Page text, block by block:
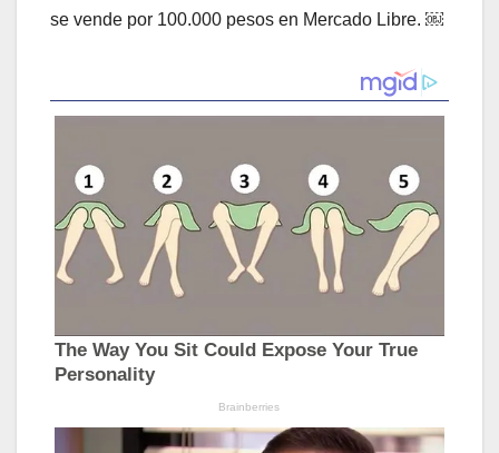
se vende por 100.000 pesos en Mercado Libre. ￼